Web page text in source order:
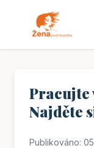
Pracujte
Najděte
Publikováno: